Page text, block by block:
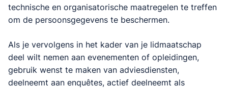
technische en organisatorische maatregelen te treffen
om de persoonsgegevens te beschermen.
Als je vervolgens in het kader van je lidmaatschap
deel wilt nemen aan evenementen of opleidingen,
gebruik wenst te maken van adviesdiensten,
deelneemt aan enquêtes, actief deelneemt als